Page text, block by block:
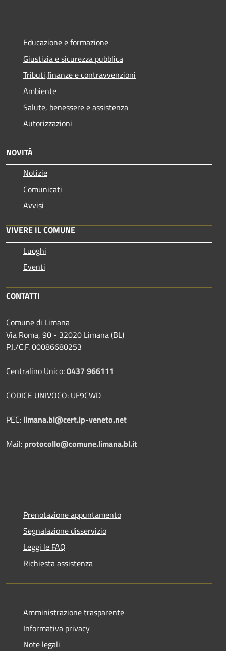
Educazione e formazione
Giustizia e sicurezza pubblica
Tributi,finanze e contravvenzioni
Ambiente
Salute, benessere e assistenza
Autorizzazioni
NOVITÀ
Notizie
Comunicati
Avvisi
VIVERE IL COMUNE
Luoghi
Eventi
CONTATTI
Comune di Limana
Via Roma, 90 - 32020 Limana (BL)
P.I./C.F. 00086680253
Centralino Unico:0437 966111
CODICE UNIVOCO: UF9CWD
PEC: limana.bl@cert.ip-veneto.net
Mail: protocollo@comune.limana.bl.it
Prenotazione appuntamento
Segnalazione disservizio
Leggi le FAQ
Richiesta assistenza
Amministrazione trasparente
Informativa privacy
Note legali